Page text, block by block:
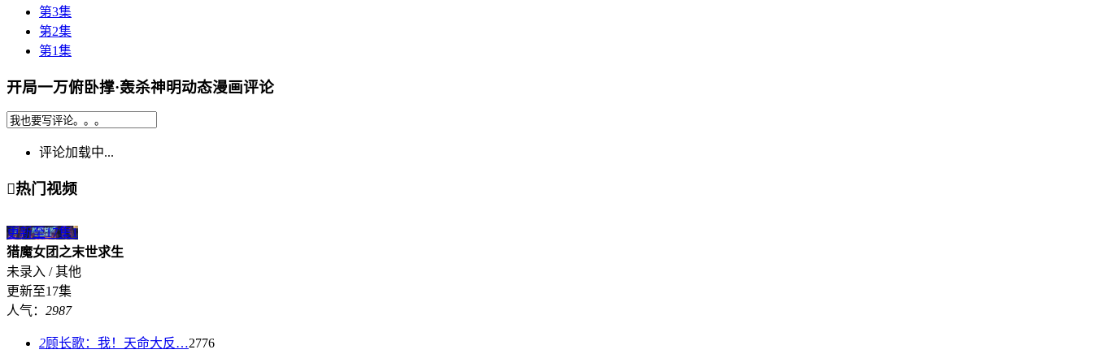
第3集
第2集
第1集
开局一万俯卧撑·轰杀神明动态漫画评论
评论加载中...
热门视频
更新至17集1
猎魔女团之末世求生
未录入 / 其他
更新至17集
人气： 2987
2顾长歌：我！天命大反…2776